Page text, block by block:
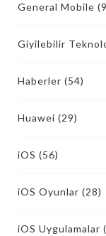
General Mobile
Giyilebilir
Haberler (54)
Huawei (29)
iOS (56)
iOS Oyunlar (28)
iOS Uygulamalar